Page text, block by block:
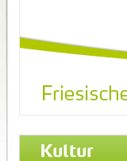
Kultur